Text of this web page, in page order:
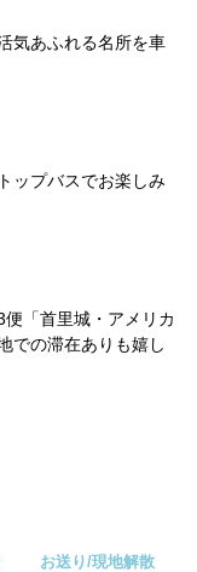
気あふれる名所を車
ップバスでお楽しみ
「首里城・アメリカ
での滞在ありも嬉し
お送り/現地解散